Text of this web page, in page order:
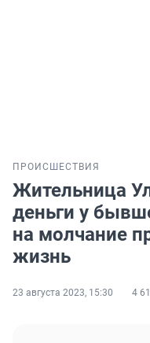
ПРОИСШЕСТВИЯ
Жительница
деньги у
на молчание
жизнь
23 августа 2023, 15:30 4